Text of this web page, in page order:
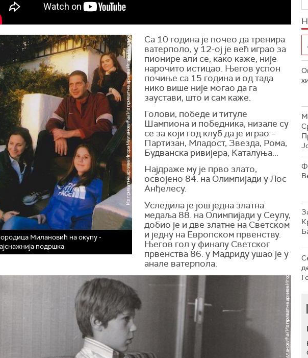
Милановић на окупу -
подршка
Са 10 година је почео да тренира
ватерполо, у 12-ој је већ играо за
пионире али се, како каже, није
нарочито истицао. Његов успон
почиње са 15 година и од тада
нико више није могао да га
заустави, што и сам каже.
Голови, победе и титуле
Шампиона и победника, низале су
се за који год клуб да је играо –
Партизан, Младост, Звезда, Рома,
Будванска ривијера, Каталуња...
Најдраже му је прво злато,
освојено 84. на Олимпијади у Лос
Анђелесу.
Уследила је још једна златна
медаља 88. на Олимпијади у Сеулу,
добио је и две златне на Светском
и једну на Европском првенству.
Његов гол у финалу Светског
првенства 86. у Мадриду ушао је у
анале ватерпола.